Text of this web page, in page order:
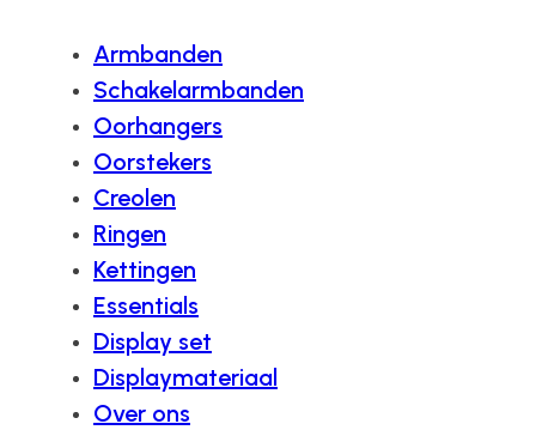
Armbanden
Schakelarmbanden
Oorhangers
Oorstekers
Creolen
Ringen
Kettingen
Essentials
Display set
Displaymateriaal
Over ons